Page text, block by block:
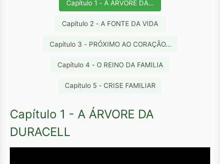
Capítulo 1 - A ÁRVORE DA…
Capítulo 2 - A FONTE DA VIDA
Capítulo 3 - PRÓXIMO AO CORAÇÃO…
Capítulo 4 - O REINO DA FAMILIA
Capítulo 5 - CRISE FAMILIAR
Capítulo 1 - A ÁRVORE DA
DURACELL